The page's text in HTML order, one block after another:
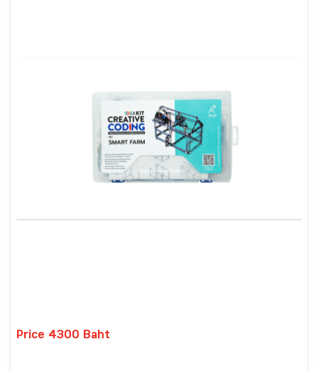
Price 4300 Baht